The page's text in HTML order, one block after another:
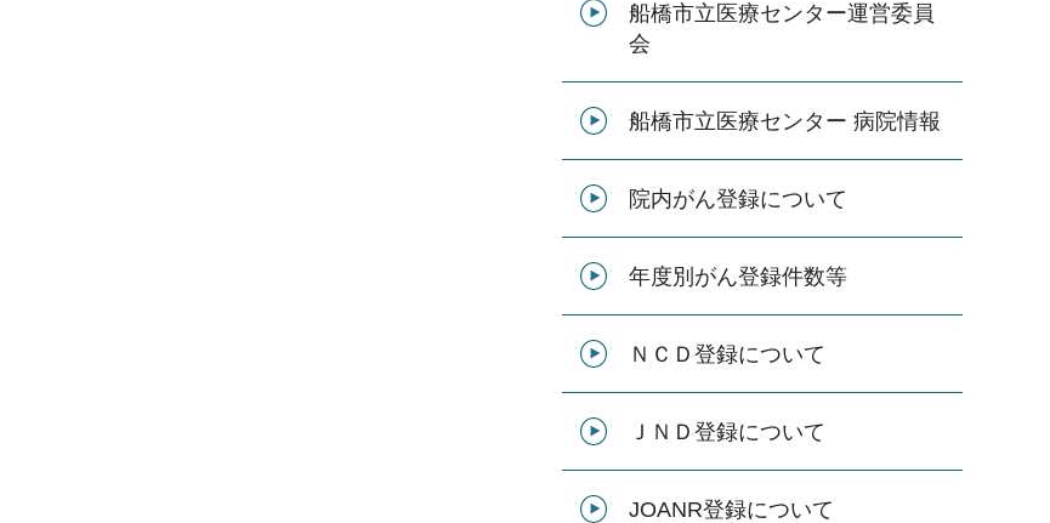
船橋市立医療センター運営委員
会
船橋市立医療センター 病院情報
院内がん登録について
年度別がん登録件数等
ＮＣＤ登録について
ＪＮＤ登録について
JOANR登録について